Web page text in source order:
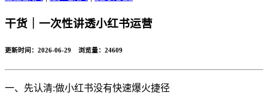
干货｜一次性讲透小红书运营
更新时间：2026-06-29 浏览量： 24609
一、先认清:做小红书没有快速爆火捷径